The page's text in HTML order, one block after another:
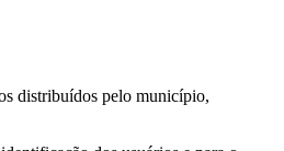
distribuídos pelo município,